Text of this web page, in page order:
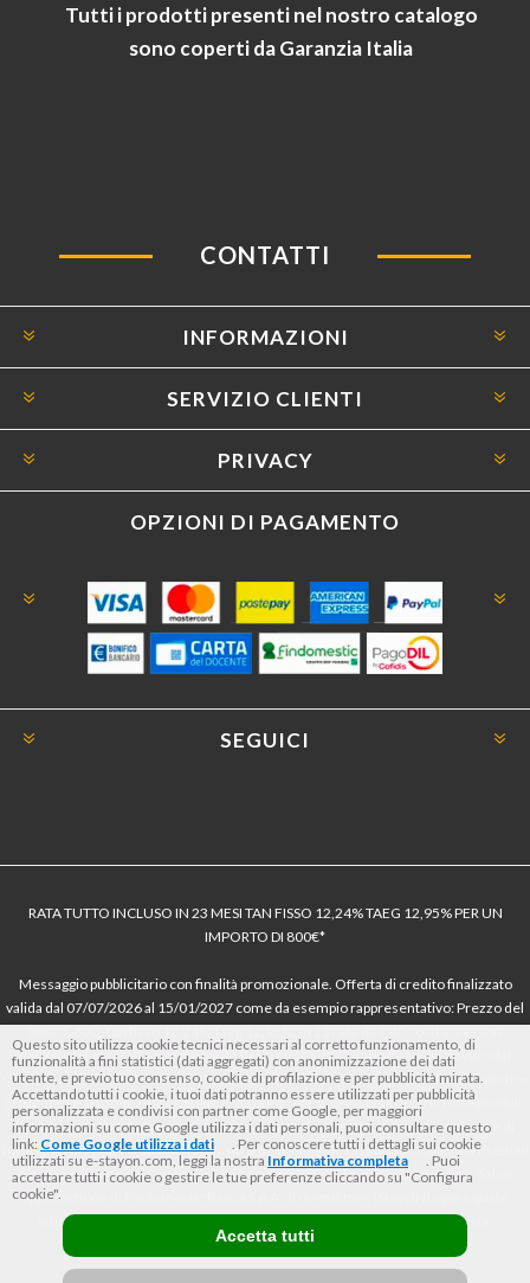
Tutti i prodotti presenti nel nostro catalogo
sono coperti da Garanzia Italia
CONTATTI
INFORMAZIONI
SERVIZIO CLIENTI
PRIVACY
OPZIONI DI PAGAMENTO
SEGUICI
RATA TUTTO INCLUSO IN 23 MESI TAN FISSO 12,24% TAEG 12,95% PER UN
IMPORTO DI 800€*
Messaggio pubblicitario con finalità promozionale. Offerta di credito finalizzato
valida dal 07/07/2026 al 15/01/2027 come da esempio rappresentativo: Prezzo del
bene € 800, Tan fisso 12,24% Taeg 12,95%, in 23 rate da € 40 costi accessori
dell’offerta azzerati. Importo totale del credito € 800. Importo totale dovuto dal
Consumatore € 920. Decorrenza media della prima rata a 90 giorni. Al fine di gestire
le tue spese in modo responsabile e di conoscere eventuali altre offerte disponibili,
Findomestic ti ricorda, prima di sottoscrivere il contratto, di prendere visione di
tutte le condizioni economiche e contrattuali, facendo riferimento alle Informazioni
Europee di Base sul Credito ai Consumatori (IEBCC) nel percorso online. Salvo
approvazione di Findomestic Banca S.p.A.. Il rivenditore (StayON) opera quale
intermediario del credito per Findomestic Banca S.p.A., non in esclusiva.
Questo sito utilizza cookie tecnici necessari al corretto funzionamento, di
funzionalità a fini statistici (dati aggregati) con anonimizzazione dei dati
utente, e previo tuo consenso, cookie di profilazione e per pubblicità mirata.
Accettando tutti i cookie, i tuoi dati potranno essere utilizzati per pubblicità
personalizzata e condivisi con partner come Google, per maggiori
informazioni su come Google utilizza i dati personali, puoi consultare questo
link: Come Google utilizza i dati
. Per conoscere tutti i dettagli sui cookie
utilizzati su e-stayon.com, leggi la nostra Informativa completa
. Puoi
accettare tutti i cookie o gestire le tue preferenze cliccando su "Configura
cookie".
Accetta tutti